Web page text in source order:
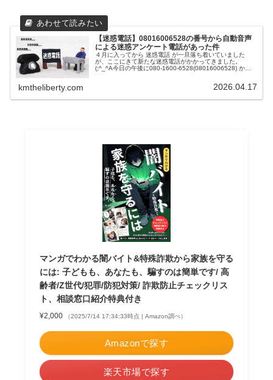
【迷惑電話】08016006528の番号から自動音声
による迷惑アンケート電話があった件
４月に入ってから 迷惑電話 が一旦落ち着いていました
が、ここにきて新たな迷惑電話がかかってきました。
(;^_^A今日の午後に080-1600-6528(08016006528) から
kmtheliberty.com 2026.04.17
マンガでわかる闇バイト&特殊詐欺から家族を守る
には: 子どもも、あなたも、騙すのは簡単です/ 高
齢者/Z世代/犯罪/防犯対策/ 詐欺防止チェックリス
ト、相談窓口紹介特典付き
¥2,000 （2025/7/14 17:34:33時点 | Amazon調べ）
Amazonで探す
楽天市場で探す